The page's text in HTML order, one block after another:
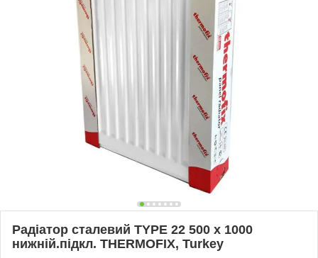
Радіатор сталевий TYPE 22 500 х 1000
нижній.підкл. THERMOFIX, Turkey